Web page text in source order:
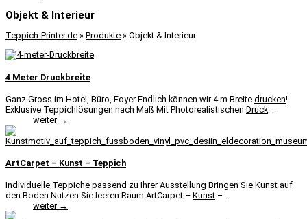
Objekt & Interieur
Teppich-Printer.de » Produkte » Objekt & Interieur
4 Meter Druckbreite
Ganz Gross im Hotel, Büro, Foyer Endlich können wir 4 m Breite drucken!
Exklusive Teppichlösungen nach Maß Mit Photorealistischen Druck...
weiter →
ArtCarpet – Kunst – Teppich
Individuelle Teppiche passend zu Ihrer Ausstellung Bringen Sie Kunst auf
den Boden Nutzen Sie leeren Raum ArtCarpet – Kunst – ...
weiter →